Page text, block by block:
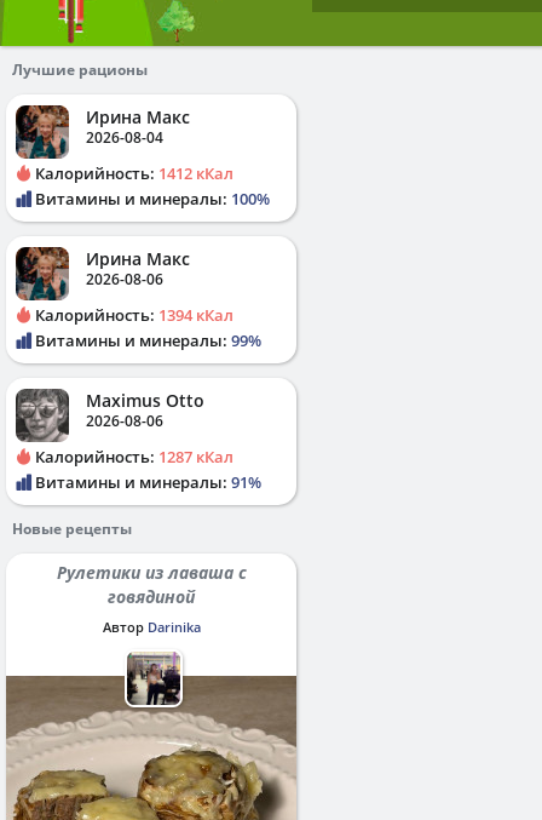
Лучшие рационы
Ирина Макс
2026-08-04
Калорийность: 1412 кКал
Витамины и минералы: 100%
Ирина Макс
2026-08-06
Калорийность: 1394 кКал
Витамины и минералы: 99%
Maximus Otto
2026-08-06
Калорийность: 1287 кКал
Витамины и минералы: 91%
Новые рецепты
Рулетики из лаваша с
говядиной
Автор Darinika